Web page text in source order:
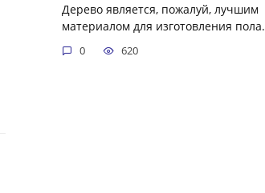
Дерево является, пожалуй, лучшим
материалом для изготовления пола.
0 620